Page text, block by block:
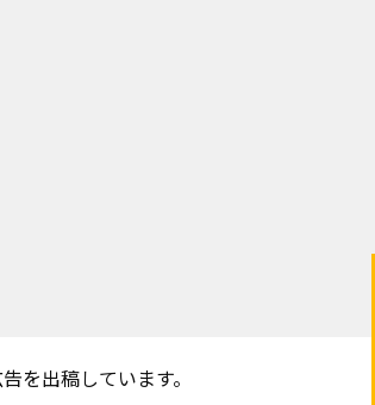
を出稿しています。